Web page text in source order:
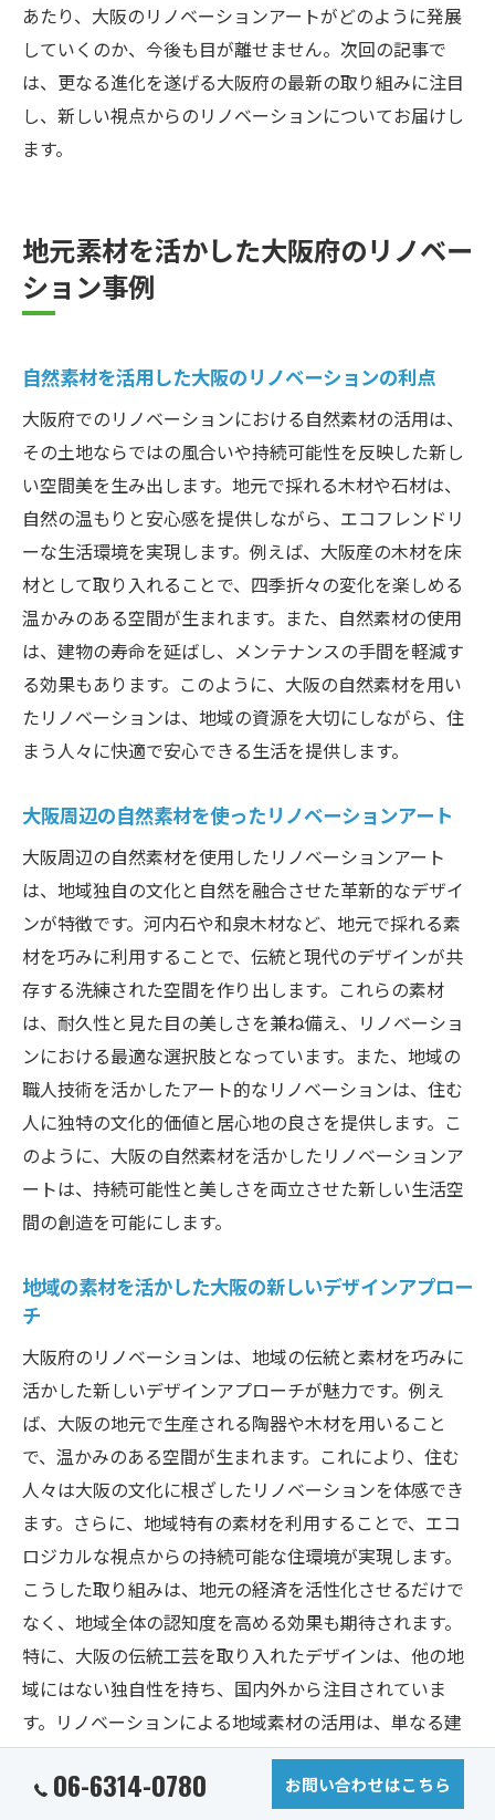
あたり、大阪のリノベーションアートがどのように発展
していくのか、今後も目が離せません。次回の記事で
は、更なる進化を遂げる大阪府の最新の取り組みに注目
し、新しい視点からのリノベーションについてお届けし
ます。
地元素材を活かした大阪府のリノベー
ション事例
自然素材を活用した大阪のリノベーションの利点
大阪府でのリノベーションにおける自然素材の活用は、
その土地ならではの風合いや持続可能性を反映した新し
い空間美を生み出します。地元で採れる木材や石材は、
自然の温もりと安心感を提供しながら、エコフレンドリ
ーな生活環境を実現します。例えば、大阪産の木材を床
材として取り入れることで、四季折々の変化を楽しめる
温かみのある空間が生まれます。また、自然素材の使用
は、建物の寿命を延ばし、メンテナンスの手間を軽減す
る効果もあります。このように、大阪の自然素材を用い
たリノベーションは、地域の資源を大切にしながら、住
まう人々に快適で安心できる生活を提供します。
大阪周辺の自然素材を使ったリノベーションアート
大阪周辺の自然素材を使用したリノベーションアート
は、地域独自の文化と自然を融合させた革新的なデザイ
ンが特徴です。河内石や和泉木材など、地元で採れる素
材を巧みに利用することで、伝統と現代のデザインが共
存する洗練された空間を作り出します。これらの素材
は、耐久性と見た目の美しさを兼ね備え、リノベーショ
ンにおける最適な選択肢となっています。また、地域の
職人技術を活かしたアート的なリノベーションは、住む
人に独特の文化的価値と居心地の良さを提供します。こ
のように、大阪の自然素材を活かしたリノベーションア
ートは、持続可能性と美しさを両立させた新しい生活空
間の創造を可能にします。
地域の素材を活かした大阪の新しいデザインアプロー
チ
大阪府のリノベーションは、地域の伝統と素材を巧みに
活かした新しいデザインアプローチが魅力です。例え
ば、大阪の地元で生産される陶器や木材を用いること
で、温かみのある空間が生まれます。これにより、住む
人々は大阪の文化に根ざしたリノベーションを体感でき
ます。さらに、地域特有の素材を利用することで、エコ
ロジカルな視点からの持続可能な住環境が実現します。
こうした取り組みは、地元の経済を活性化させるだけで
なく、地域全体の認知度を高める効果も期待されます。
特に、大阪の伝統工芸を取り入れたデザインは、他の地
域にはない独自性を持ち、国内外から注目されていま
す。リノベーションによる地域素材の活用は、単なる建
築デザインの枠を超え、大阪府の新たな魅力を創出する
重要な要素となっています。
06-6314-0780 お問い合わせはこちら